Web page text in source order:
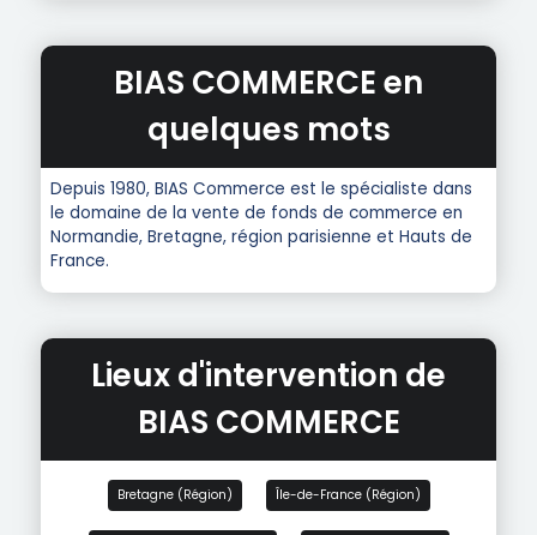
BIAS COMMERCE en
quelques mots
Depuis 1980, BIAS Commerce est le spécialiste dans
le domaine de la vente de fonds de commerce en
Normandie, Bretagne, région parisienne et Hauts de
France.
Lieux d'intervention de
BIAS COMMERCE
Bretagne (Région) Île-de-France (Région)